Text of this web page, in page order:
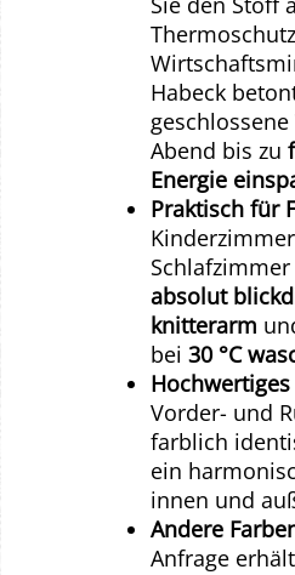
Habeck
Abend bis zu
Energie
Praktisch für
absolut
knitterarm
bei 30 °C
Vorder- und
farblich
ein
innen und
Andere
Anfrage